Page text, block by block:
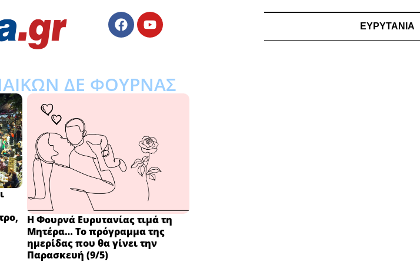
ΕΥΡΥΤΑΝΙΑ
ΔΕ ΦΟΥΡΝΑΣ
Η Φουρνά Ευρυτανίας τιμά τη
Μητέρα… Το πρόγραμμα της
ημερίδας που θα γίνει την
Παρασκευή (9/5)